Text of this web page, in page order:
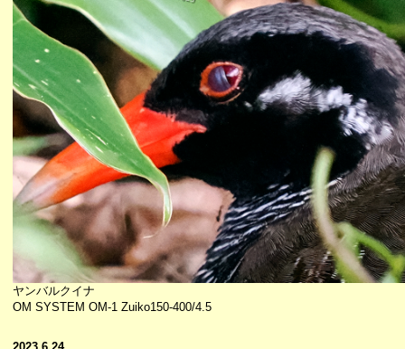
ヤンバルクイナ
OM SYSTEM OM-1 Zuiko150-400/4.5